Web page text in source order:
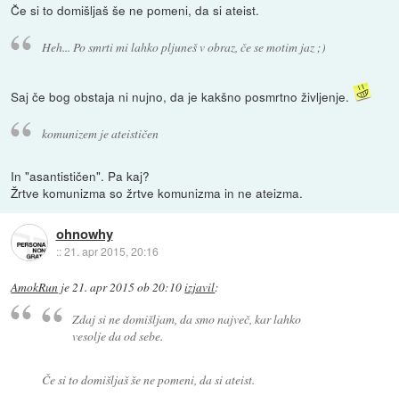
Če si to domišljaš še ne pomeni, da si ateist.
Heh... Po smrti mi lahko pljuneš v obraz, če se motim jaz ;)
Saj če bog obstaja ni nujno, da je kakšno posmrtno življenje.
komunizem je ateističen
In "asantističen". Pa kaj?
Žrtve komunizma so žrtve komunizma in ne ateizma.
ohnowhy
::21. apr 2015, 20:16
AmokRun je 21. apr 2015 ob 20:10izjavil:
Zdaj si ne domišljam, da smo največ, kar lahko
vesolje da od sebe.
Če si to domišljaš še ne pomeni, da si ateist.